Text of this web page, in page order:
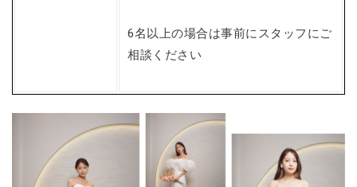
6名以上の場合は事前にスタッフにご
相談ください